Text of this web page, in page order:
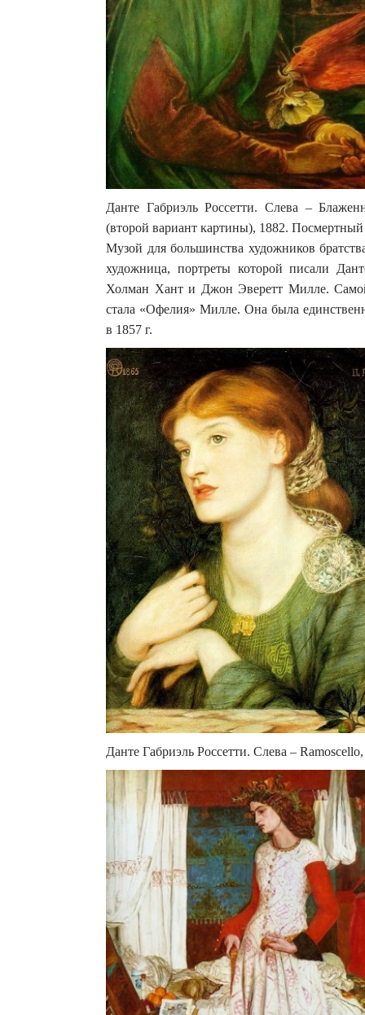
Данте Габриэль Россетти. Слева –
(второй вариант картины), 1882.
Музой для большинства художников
художница, портреты которой писали
Холман Хант и Джон Эверетт Милле. Самой
стала «Офелия» Милле. Она была
в 1857 г.
Данте Габриэль Россетти. Слева –